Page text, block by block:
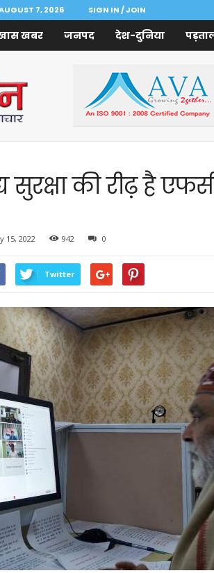
7, 2026 SIGN IN / JOIN
खबर जनपद देश-दुनिया
सुरक्षा की रीढ़ है
15, 2022 942 0
Twitter